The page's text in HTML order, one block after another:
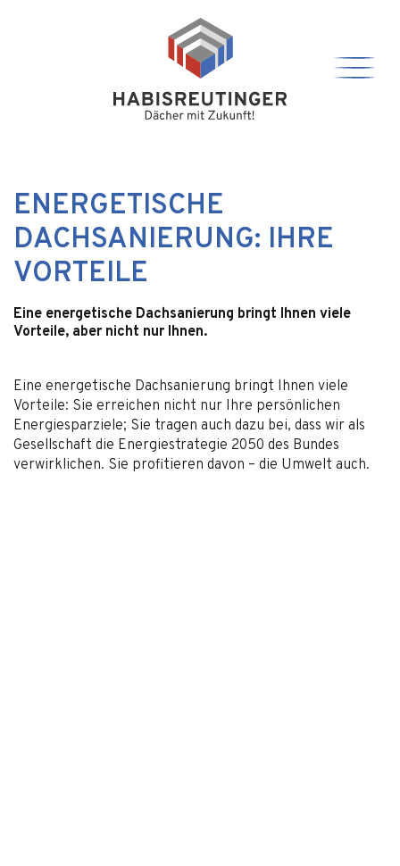
ENERGETISCHE
DACHSANIERUNG: IHRE
VORTEILE
Eine energetische Dachsanierung bringt Ihnen viele
Vorteile, aber nicht nur Ihnen.
Eine energetische Dachsanierung bringt Ihnen viele
Vorteile: Sie erreichen nicht nur Ihre persönlichen
Energiesparziele; Sie tragen auch dazu bei, dass wir als
Gesellschaft die Energiestrategie 2050 des Bundes
verwirklichen. Sie profitieren davon – die Umwelt auch.